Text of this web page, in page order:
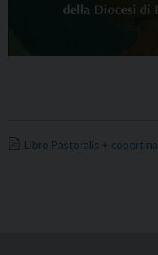
Libro Pastoralis + copertina